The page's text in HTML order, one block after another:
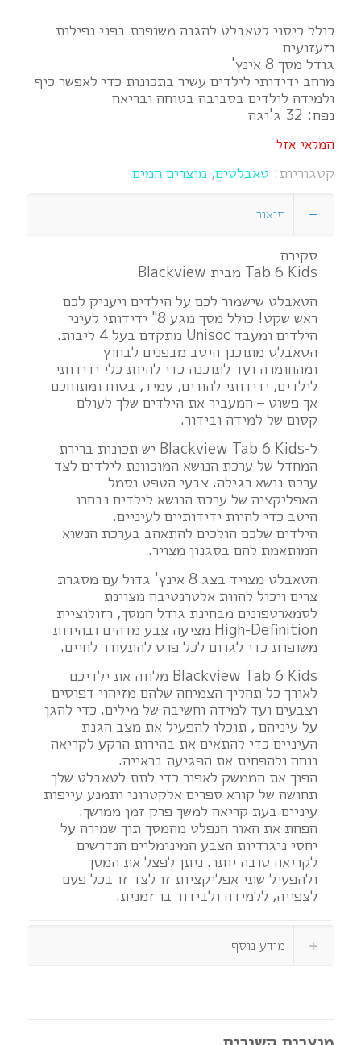
כולל כיסוי לטאבלט להגנה משופרת בפני נפילות
וזעזועים
גודל מסך 8 אינץ'
מרחב ידידותי לילדים עשיר בתכונות כדי לאפשר כיף
ולמידה לילדים בסביבה בטוחה ובריאה
נפח: 32 ג'יגה
המלאי אזל
קטגוריות: טאבלטים, מוצרים חמים
תיאור
סקירה
Tab 6 Kids מבית Blackview
הטאבלט שישמור לכם על הילדים ויעניק לכם
ראש שקט! כולל מסך מגע 8" ידידותי לעיני
הילדים ומעבד Unisoc מתקדם בעל 4 ליבות.
הטאבלט מתוכנן היטב מבפנים לבחוץ
ומהחומרה ועד לתוכנה כדי להיות כלי ידידותי
לילדים, ידידותי להורים, עמיד, בטוח ומתוחכם
אך פשוט – המעביר את הילדים שלך לעולם
קסום של למידה ובידור.
ל-Blackview Tab 6 Kids יש תכונות ברירת
המחדל של ערכת הנושא המוכוונת לילדים לצד
ערכת נושא רגילה. צבעי הטפט וסמל
האפליקציה של ערכת הנושא לילדים נבחרו
היטב כדי להיות ידידותיים לעיניים.
הילדים שלכם הולכים להתאהב בערכת הנשוא
המותאמת להם בסגנון מצויר.
הטאבלט מצויד בצג 8 אינץ' גדול עם מסגרת
צרים ויכול להוות אלטרנטיבה מצוינת
לסמארטפונים מבחינת גודל המסך, רזולוציית
High-Definition מציעה צבע מדהים ובהירות
משופרת כדי לגרום לכל פרט להתעורר לחיים.
Blackview Tab 6 Kids מלווה את ילדיכם
לאורך כל תהליך הצמיחה שלהם מזיהוי דפוסים
וצבעים ועד למידה וחשיבה של מילים. כדי להגן
על עיניהם , תוכלו להפעיל את מצב הגנת
העיניים כדי להתאים את בהירות הרקע לקריאה
נוחה ולהפחית את הפגיעה בראייה.
הפוך את הממשק לאפור כדי לתת לטאבלט שלך
תחושה של קורא ספרים אלקטרוני ותמנע עייפות
עיניים בעת קריאה למשך פרק זמן ממושך.
הפחת את האור הנפלט מהמסך תוך שמירה על
יחסי ניגודיות הצבע המינימליים הנדרשים
לקריאה טובה יותר. ניתן לפצל את המסך
ולהפעיל שתי אפליקציות זו לצד זו בכל פעם
לצפייה, ללמידה ולבידור בו זמנית.
מידע נוסף